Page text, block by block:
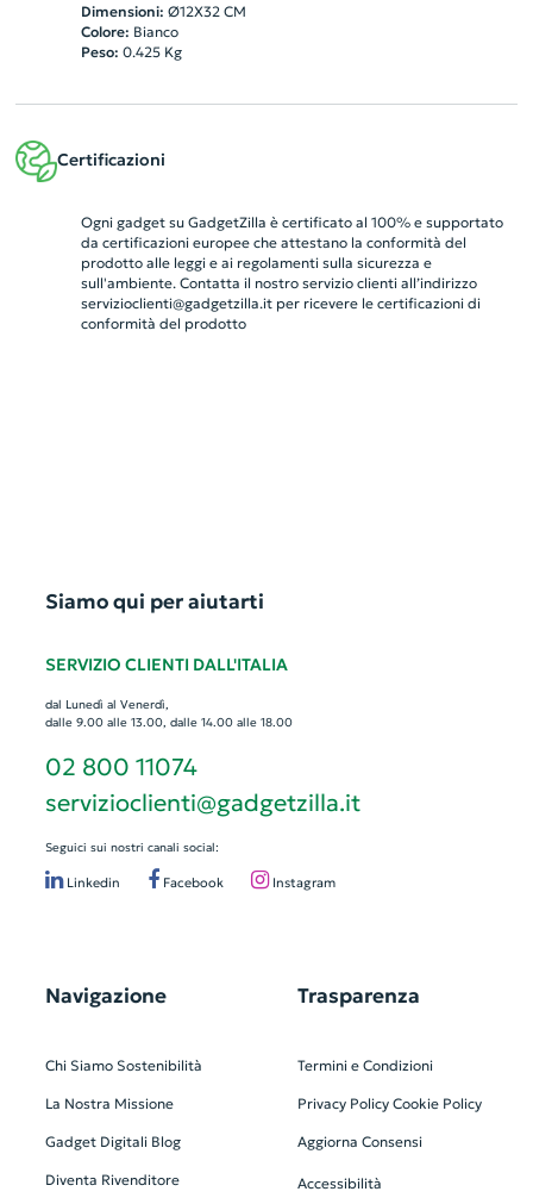
Dimensioni: Ø12X32 CM
Colore: Bianco
Peso: 0.425Kg
Certificazioni
Ogni gadget su GadgetZilla è certificato al 100% e supportato
da certificazioni europee che attestano la conformità del
prodotto alle leggi e ai regolamenti sulla sicurezza e
sull'ambiente. Contatta il nostro servizio clienti all’indirizzo
servizioclienti@gadgetzilla.itper ricevere le certificazioni di
conformità del prodotto
Siamo qui per aiutarti
SERVIZIO CLIENTI DALL'ITALIA
dal Lunedì al Venerdì,
dalle 9.00 alle 13.00, dalle 14.00 alle 18.00
02 800 11074
servizioclienti@gadgetzilla.it
Seguici sui nostri canali social:
Linkedin Facebook Instagram
Navigazione
Chi Siamo Sostenibilità
La Nostra Missione
Gadget Digitali Blog
Diventa Rivenditore
Trasparenza
Termini e Condizioni
Privacy Policy Cookie Policy
Aggiorna Consensi
Accessibilità